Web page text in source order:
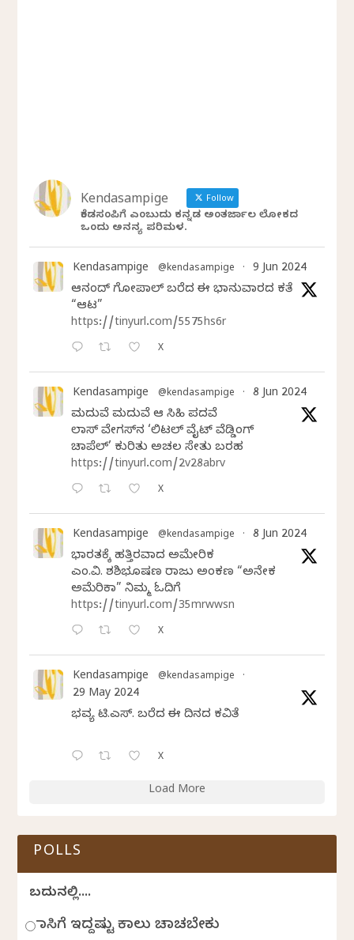
Kendasampige Follow
ಕೆಂಡಸಂಪಿಗೆ ಎಂಬುದು ಕನ್ನಡ ಅಂತರ್ಜಾಲ ಲೋಕದ
ಒಂದು ಅನನ್ಯ ಪರಿಮಳ.
Kendasampige @kendasampige · 9 Jun 2024
ಆನಂದ್‌ ಗೋಪಾಲ್‌ ಬರೆದ ಈ ಭಾನುವಾರದ ಕತೆ
“ಆಟ”
https://tinyurl.com/5575hs6r
X
Kendasampige @kendasampige · 8 Jun 2024
ಮದುವೆ ಮದುವೆ ಆ ಸಿಹಿ ಪದವೆ
ಲಾಸ್‌ ವೇಗಸ್‌ನ ‘ಲಿಟಲ್ ವೈಟ್ ವೆಡ್ಡಿಂಗ್
ಚಾಪೆಲ್’ ಕುರಿತು ಅಚಲ ಸೇತು ಬರಹ
https://tinyurl.com/2v28abrv
X
Kendasampige @kendasampige · 8 Jun 2024
ಭಾರತಕ್ಕೆ ಹತ್ತಿರವಾದ ಅಮೇರಿಕ
ಎಂ.ವಿ. ಶಶಿಭೂಷಣ ರಾಜು ಅಂಕಣ “ಅನೇಕ
ಅಮೆರಿಕಾ” ನಿಮ್ಮ ಓದಿಗೆ
https://tinyurl.com/35mrwwsn
X
Kendasampige @kendasampige ·
29 May 2024
ಭವ್ಯ ಟಿ.ಎಸ್. ಬರೆದ ಈ ದಿನದ ಕವಿತೆ
X
Load More
POLLS
ಬದುಕಿನಲ್ಲಿ....
ಹಾಸಿಗೆ ಇದ್ದಷ್ಟು ಕಾಲು ಚಾಚಬೇಕು